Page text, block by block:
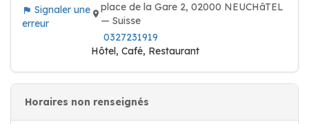
Signaler une
erreur
place de la Gare 2, 02000 NEUCHâTEL
— Suisse
0327231919
Hôtel, Café, Restaurant
Horaires non renseignés